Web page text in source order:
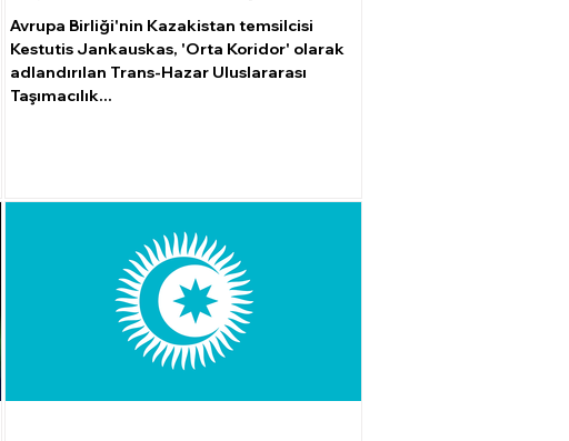
Avrupa Birliği'nin Kazakistan temsilcisi
Kestutis Jankauskas, 'Orta Koridor' olarak
adlandırılan Trans-Hazar Uluslararası
Taşımacılık...